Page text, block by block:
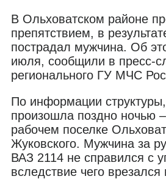
В Ольховатском районе
препятствием, в
пострадал мужчина. Об
июля, сообщили в пресс-
регионального ГУ МЧС
По информации
произошла поздно ночью
рабочем поселке
Жуковского. Мужчина за
ВАЗ 2114 не справился с
вследствие чего врезался